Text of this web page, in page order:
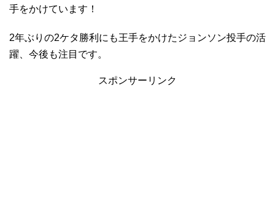
手をかけています！
2年ぶりの2ケタ勝利にも王手をかけたジョンソン投手の活
躍、今後も注目です。
スポンサーリンク